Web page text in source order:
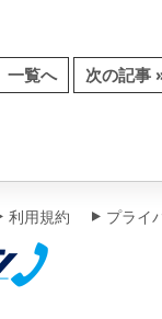
一覧へ 次の記事
利用規約 プライ